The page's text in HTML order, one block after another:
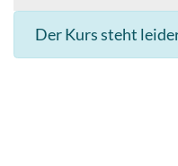
Der Kurs steht